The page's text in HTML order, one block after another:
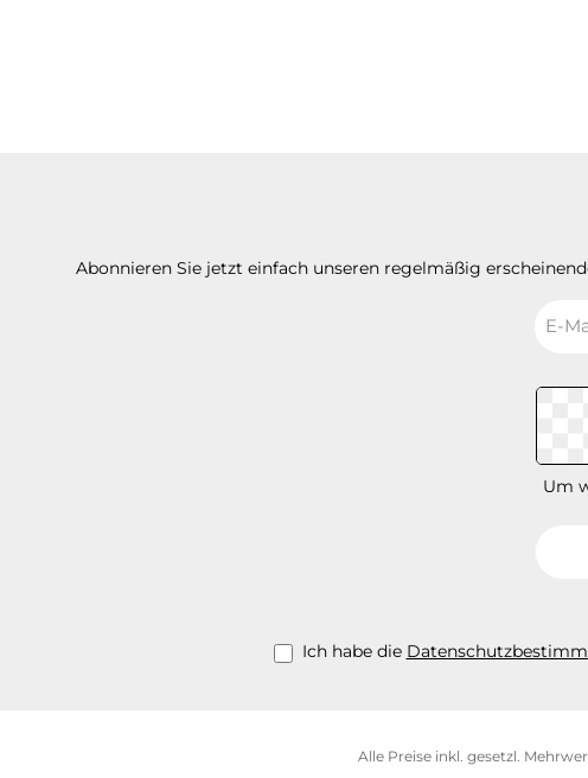
Abonnieren Sie jetzt einfach unseren regelmäßig
Mail-
*
Um
Ich habe die
Alle Preise inkl. gesetzl.